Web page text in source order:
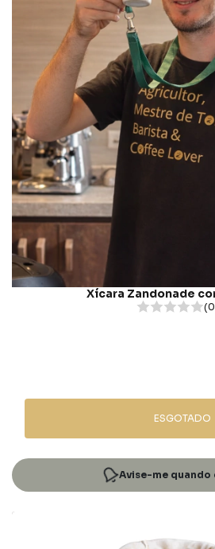
Xícara Zandonade
ESGOTADO
Avise-me quando